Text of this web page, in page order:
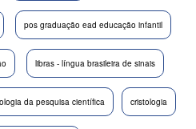
pos graduação ead educação infantil
libras - língua brasileira de sinais
da pesquisa científica cristologia